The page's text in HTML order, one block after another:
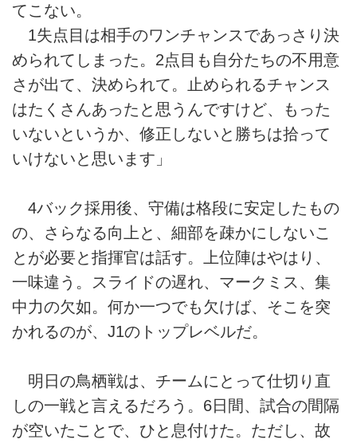
てこない。
1失点目は相手のワンチャンスであっさり決
められてしまった。2点目も自分たちの不用意
さが出て、決められて。止められるチャンス
はたくさんあったと思うんですけど、もった
いないというか、修正しないと勝ちは拾って
いけないと思います」
4バック採用後、守備は格段に安定したもの
の、さらなる向上と、細部を疎かにしないこ
とが必要と指揮官は話す。上位陣はやはり、
一味違う。スライドの遅れ、マークミス、集
中力の欠如。何か一つでも欠けば、そこを突
かれるのが、J1のトップレベルだ。
明日の鳥栖戦は、チームにとって仕切り直
しの一戦と言えるだろう。6日間、試合の間隔
が空いたことで、ひと息付けた。ただし、故